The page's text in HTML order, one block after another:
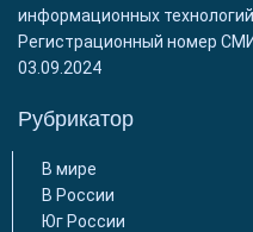
информационных
Регистрационный номер
03.09.2024
Рубрикатор
В мире
В России
Юг России